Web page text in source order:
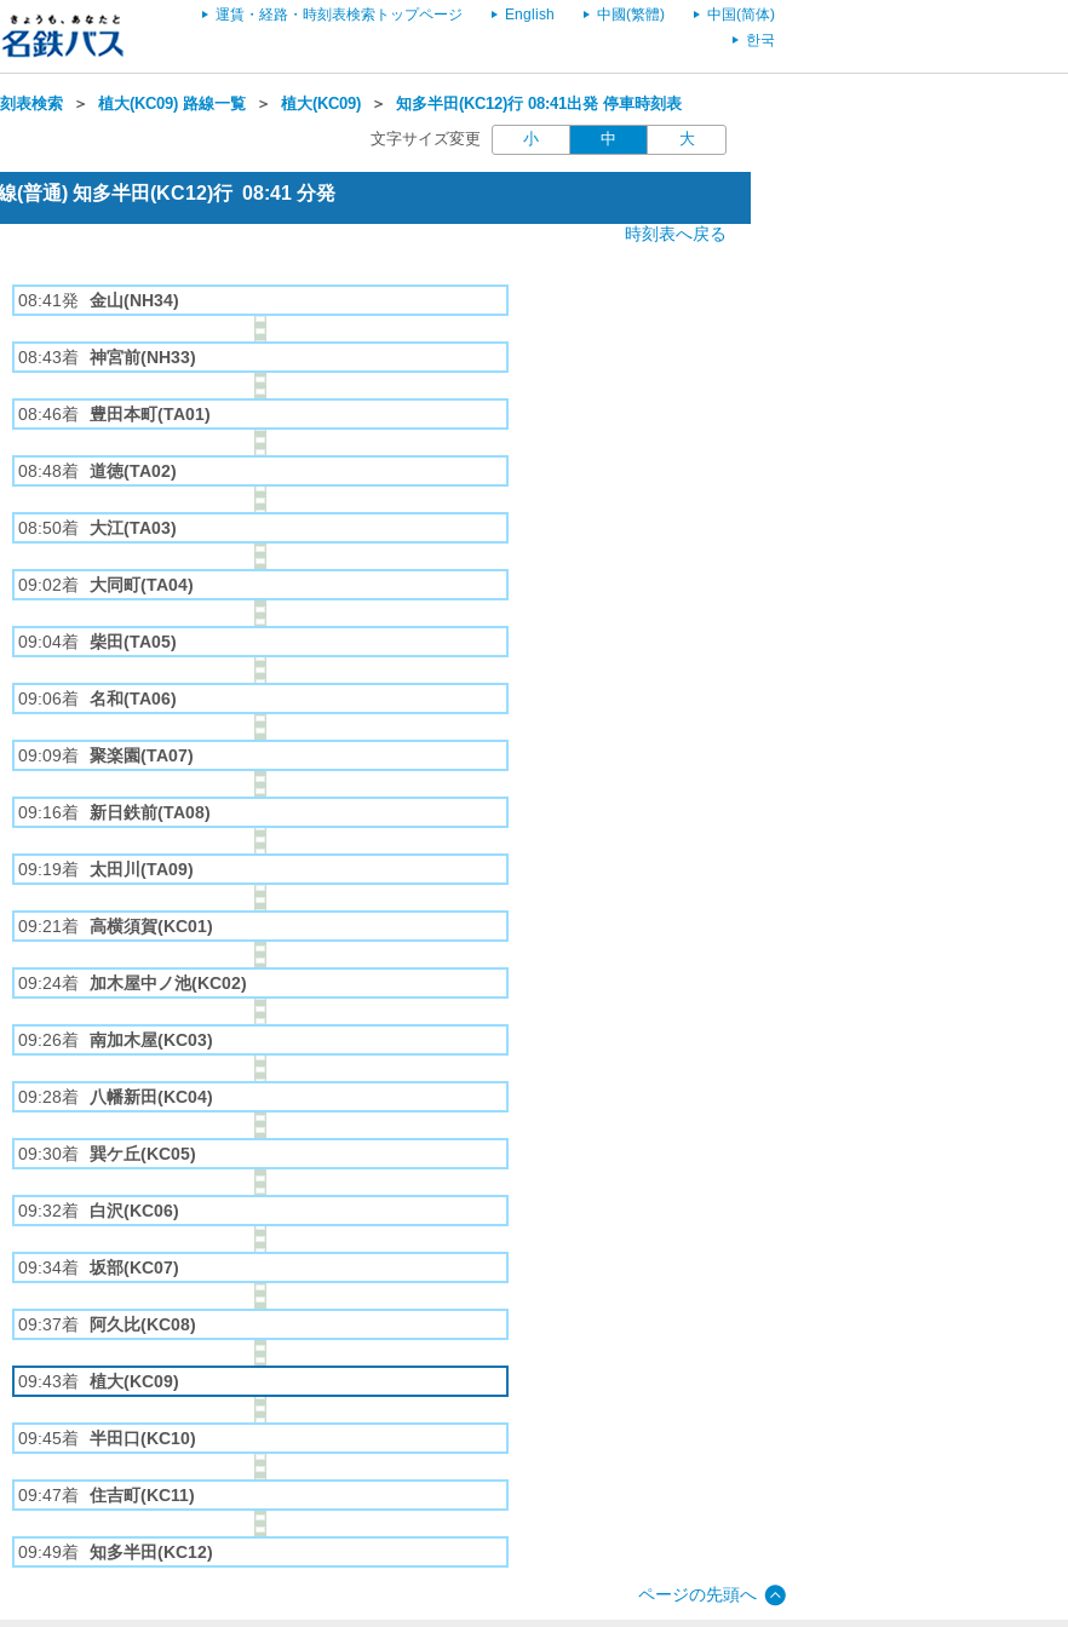
運賃・経路・時刻表検索トップページ English 中國(繁體)
中国(简体)
한국
表検索 ＞ 植大(KC09) 路線一覧 ＞ 植大(KC09) ＞ 知多半田(KC12)行 08:41出発 停車時刻表
文字サイズ変更 小 中 大
(普通) 知多半田(KC12)行 08:41 分発
時刻表へ戻る
08:41発 金山(NH34)
08:43着 神宮前(NH33)
08:46着 豊田本町(TA01)
08:48着 道徳(TA02)
08:50着 大江(TA03)
09:02着 大同町(TA04)
09:04着 柴田(TA05)
09:06着 名和(TA06)
09:09着 聚楽園(TA07)
09:16着 新日鉄前(TA08)
09:19着 太田川(TA09)
09:21着 高横須賀(KC01)
09:24着 加木屋中ノ池(KC02)
09:26着 南加木屋(KC03)
09:28着 八幡新田(KC04)
09:30着 巽ケ丘(KC05)
09:32着 白沢(KC06)
09:34着 坂部(KC07)
09:37着 阿久比(KC08)
09:43着 植大(KC09)
09:45着 半田口(KC10)
09:47着 住吉町(KC11)
09:49着 知多半田(KC12)
ページの先頭へ